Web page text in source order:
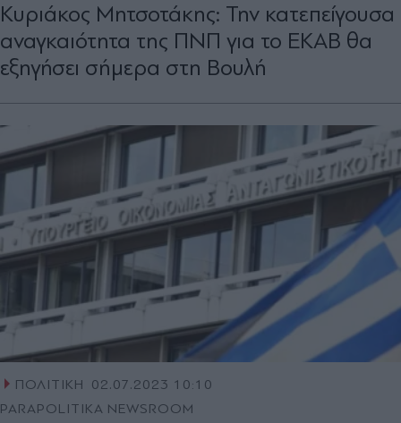
Κυριάκος Μητσοτάκης: Την κατεπείγουσα
αναγκαιότητα της ΠΝΠ για το ΕΚΑΒ θα
εξηγήσει σήμερα στη Βουλή
ΠΟΛΙΤΙΚΗ
02.07.2023 10:10
PARAPOLITIKA NEWSROOM